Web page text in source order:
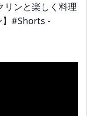
リンと楽しく料理
】#shorts -